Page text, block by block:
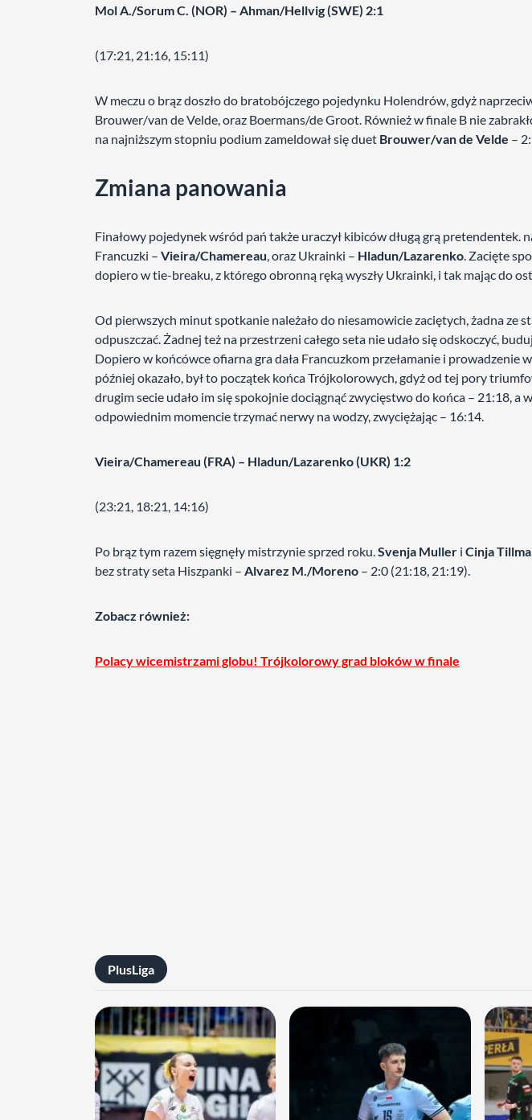
Mol A./Sorum C. (NOR) – Ahman/Hellvig (SWE) 2:1
(17:21, 21:16, 15:11)
W meczu o brąz doszło do bratobójczego pojedynku Holendrów, gdyż
Brouwer/van de Velde, oraz Boermans/de Groot. Również w finale B nie
na najniższym stopniu podium zameldował się duet Brouwer/van de Velde –
Zmiana panowania
Finałowy pojedynek wśród pań także uraczył kibiców długą grą pretendentek.
Francuzki – Vieira/Chamereau, oraz Ukrainki – Hladun/Lazarenko. Zacięte
dopiero w tie-breaku, z którego obronną ręką wyszły Ukrainki, i tak mając do
Od pierwszych minut spotkanie należało do niesamowicie zaciętych, żadna ze
odpuszczać. Żadnej też na przestrzeni całego seta nie udało się odskoczyć,
Dopiero w końcówce ofiarna gra dała Francuzkom przełamanie i prowadzenie
później okazało, był to początek końca Trójkolorowych, gdyż od tej pory
drugim secie udało im się spokojnie dociągnąć zwycięstwo do końca – 21:18, a
odpowiednim momencie trzymać nerwy na wodzy, zwyciężając – 16:14.
Vieira/Chamereau (FRA) – Hladun/Lazarenko (UKR) 1:2
(23:21, 18:21, 14:16)
Po brąz tym razem sięgnęły mistrzynie sprzed roku.Svenja Muller i Cinja
bez straty seta Hiszpanki – Alvarez M./Moreno – 2:0 (21:18, 21:19).
Zobacz również:
Polacy wicemistrzami globu! Trójkolorowy grad bloków w finale
PlusLiga